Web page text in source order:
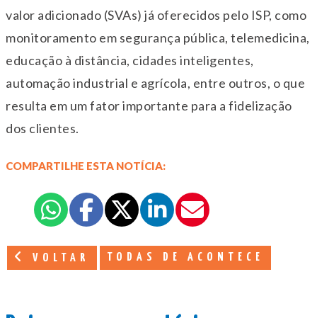
valor adicionado (SVAs) já oferecidos pelo ISP, como
monitoramento em segurança pública, telemedicina,
educação à distância, cidades inteligentes,
automação industrial e agrícola, entre outros, o que
resulta em um fator importante para a fidelização
dos clientes.
COMPARTILHE ESTA NOTÍCIA:
VOLTAR TODAS DE ACONTECE